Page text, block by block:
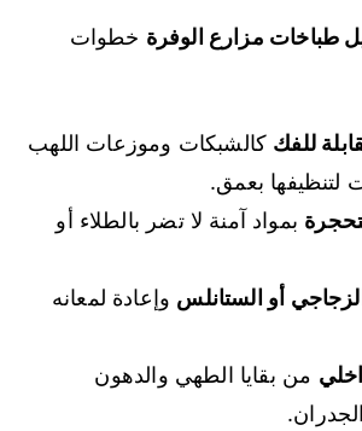
طباخات مزارع الوفرة خطوات
للفك كالشبكات وموزعات اللهب
بعمق.
بمواد آمنة لا تضر بالطلاء أو
أو الستانلس وإعادة لمعانه
من بقايا الطهي والدهون